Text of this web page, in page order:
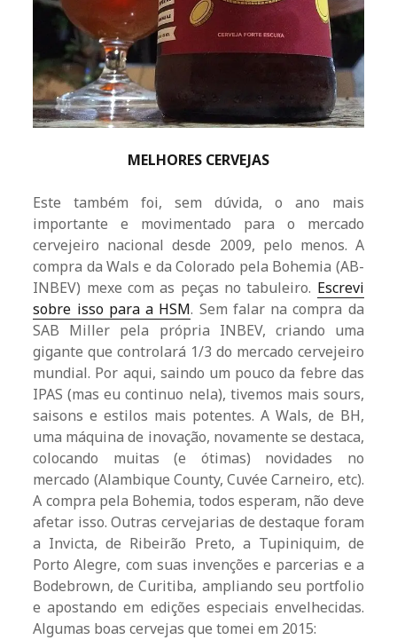
MELHORES CERVEJAS
Este também foi, sem dúvida, o ano mais
importante e movimentado para o mercado
cervejeiro nacional desde 2009, pelo menos. A
compra da Wals e da Colorado pela Bohemia (AB-
INBEV) mexe com as peças no tabuleiro. Escrevi
sobre isso para a HSM. Sem falar na compra da
SAB Miller pela própria INBEV, criando uma
gigante que controlará 1/3 do mercado cervejeiro
mundial. Por aqui, saindo um pouco da febre das
IPAS (mas eu continuo nela), tivemos mais sours,
saisons e estilos mais potentes. A Wals, de BH,
uma máquina de inovação, novamente se destaca,
colocando muitas (e ótimas) novidades no
mercado (Alambique County, Cuvée Carneiro, etc).
A compra pela Bohemia, todos esperam, não deve
afetar isso. Outras cervejarias de destaque foram
a Invicta, de Ribeirão Preto, a Tupiniquim, de
Porto Alegre, com suas invenções e parcerias e a
Bodebrown, de Curitiba, ampliando seu portfolio
e apostando em edições especiais envelhecidas.
Algumas boas cervejas que tomei em 2015: